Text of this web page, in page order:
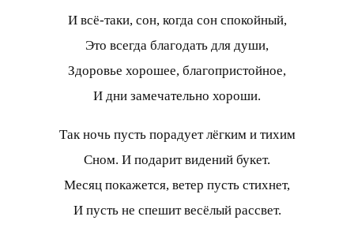
И всё-таки, сон, когда сон спокойный,
Это всегда благодать для души,
Здоровье хорошее, благопристойное,
И дни замечательно хороши.
Так ночь пусть порадует лёгким и тихим
Сном. И подарит видений букет.
Месяц покажется, ветер пусть стихнет,
И пусть не спешит весёлый рассвет.